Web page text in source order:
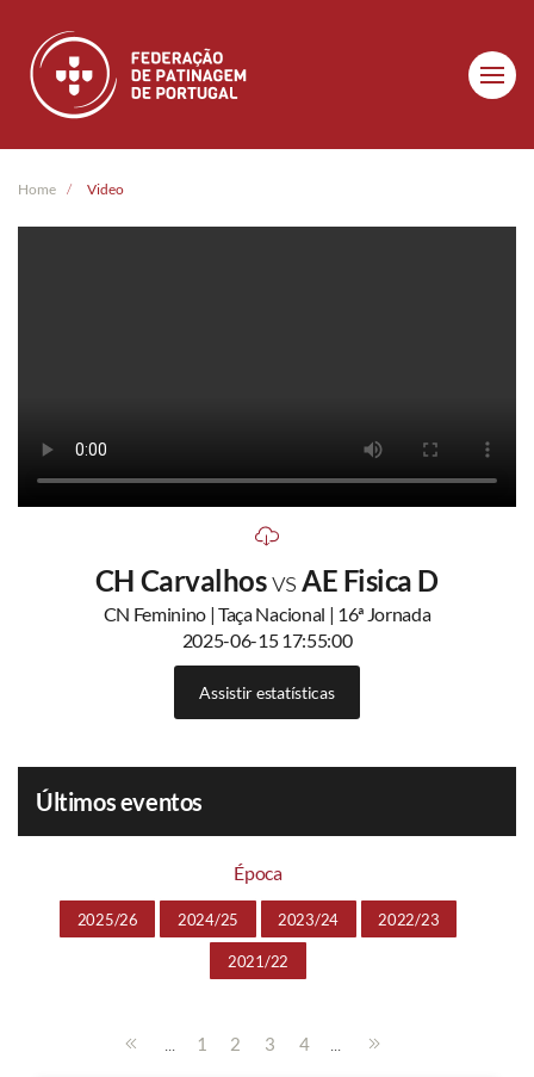
Skip to main content
Home Video
CH CarvalhosvsAE Fisica D
CN Feminino | Taça Nacional | 16ª Jornada
2025-06-15 17:55:00
Assistir estatísticas
Últimos eventos
Época
2025/26 2024/25 2023/24 2022/23
2021/22
... 1 2 3 4 ...